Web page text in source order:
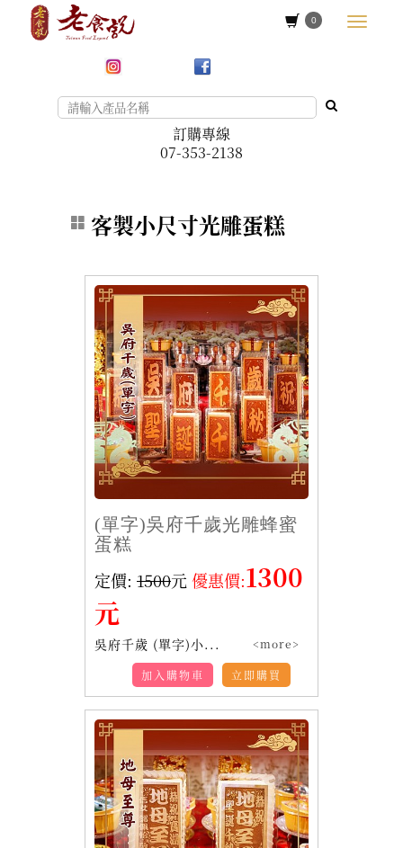
0
訂購專線
07-353-2138
客製小尺寸光雕蛋糕
(單字)吳府千歲光雕蜂蜜
蛋糕
定價: 1500元 優惠價:1300
元
吳府千歲 (單字)小... <more>
立即購買
加入購物車